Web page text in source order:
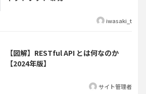
iwasaki_t
【図解】RESTful API とは何なのか
【2024年版】
サイト管理者